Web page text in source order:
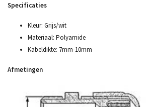
Specificaties
Kleur: Grijs/wit
Materiaal: Polyamide
Kabeldikte: 7mm-10mm
Afmetingen